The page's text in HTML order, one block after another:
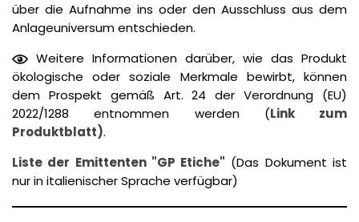
über die Aufnahme ins oder den Ausschluss aus dem
Anlageuniversum entschieden.
Weitere Informationen darüber, wie das Produkt
ökologische oder soziale Merkmale bewirbt, können
dem Prospekt gemäß Art. 24 der Verordnung (EU)
2022/1288 entnommen werden (Link zum
Produktblatt).
Liste der Emittenten "GP Etiche" (Das Dokument ist
nur in italienischer Sprache verfügbar)